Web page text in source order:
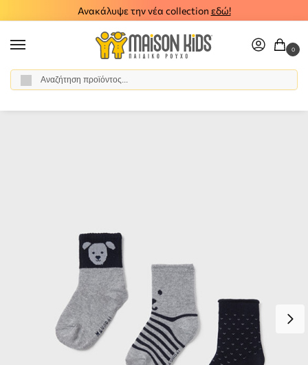
Ανακάλυψε την νέα collection εδώ!
0
Αρχική σελίδα / Αγόρι / Αξεσουάρ